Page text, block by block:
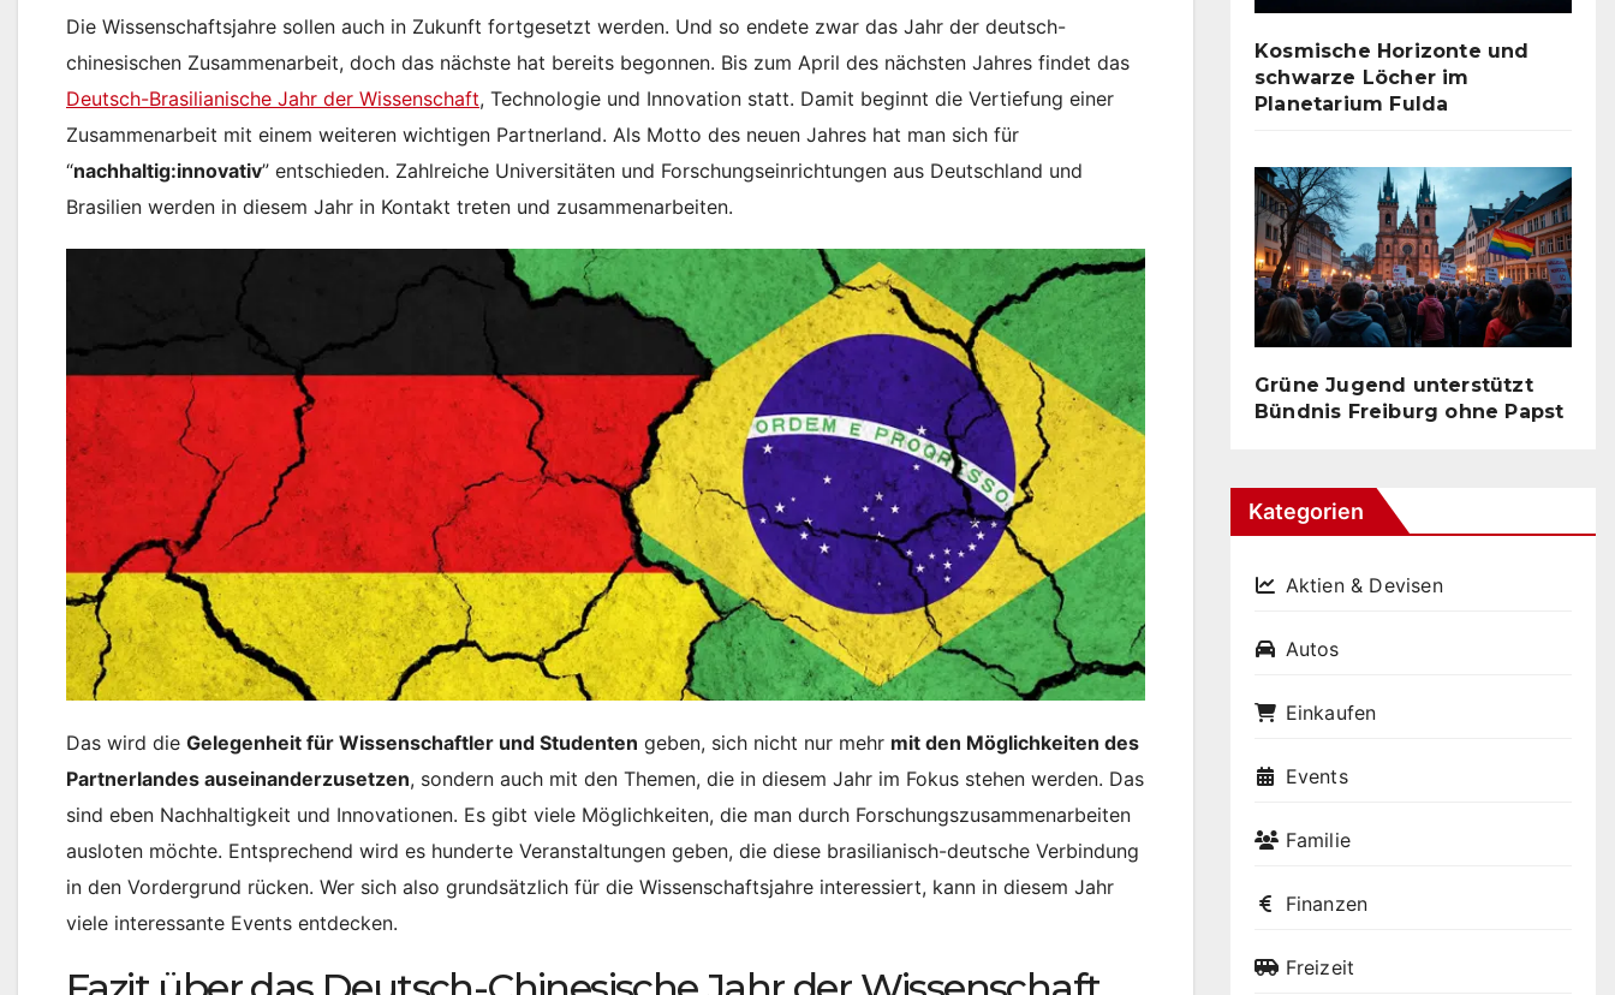
Die Wissenschaftsjahre sollen auch in Zukunft fortgesetzt werden. Und so endete zwar das Jahr der deutsch-
chinesischen Zusammenarbeit, doch das nächste hat bereits begonnen. Bis zum April des nächsten Jahres findet das
Deutsch-Brasilianische Jahr der Wissenschaft, Technologie und Innovation statt. Damit beginnt die Vertiefung einer
Zusammenarbeit mit einem weiteren wichtigen Partnerland. Als Motto des neuen Jahres hat man sich für
“nachhaltig:innovativ” entschieden. Zahlreiche Universitäten und Forschungseinrichtungen aus Deutschland und
Brasilien werden in diesem Jahr in Kontakt treten und zusammenarbeiten.
Das wird die Gelegenheit für Wissenschaftler und Studenten geben, sich nicht nur mehr mit den Möglichkeiten des
Partnerlandes auseinanderzusetzen, sondern auch mit den Themen, die in diesem Jahr im Fokus stehen werden. Das
sind eben Nachhaltigkeit und Innovationen. Es gibt viele Möglichkeiten, die man durch Forschungszusammenarbeiten
ausloten möchte. Entsprechend wird es hunderte Veranstaltungen geben, die diese brasilianisch-deutsche Verbindung
in den Vordergrund rücken. Wer sich also grundsätzlich für die Wissenschaftsjahre interessiert, kann in diesem Jahr
viele interessante Events entdecken.
Kosmische Horizonte und
schwarze Löcher im
Planetarium Fulda
Grüne Jugend unterstützt
Bündnis Freiburg ohne Papst
Kategorien
Aktien & Devisen
Autos
Einkaufen
Events
Familie
Finanzen
Freizeit